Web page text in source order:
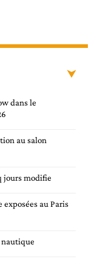
dans le
au salon
jours modifie
au Paris
nautique